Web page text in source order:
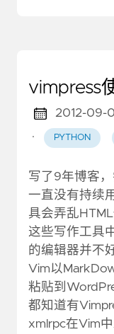
vimpress
2012-09-
·
PYTHON
写了9年博客
一直没有持续
具会弄乱
这些写作工具
的编辑器并不
Vim以
粘贴到
都知道有
xmlrpc在Vim